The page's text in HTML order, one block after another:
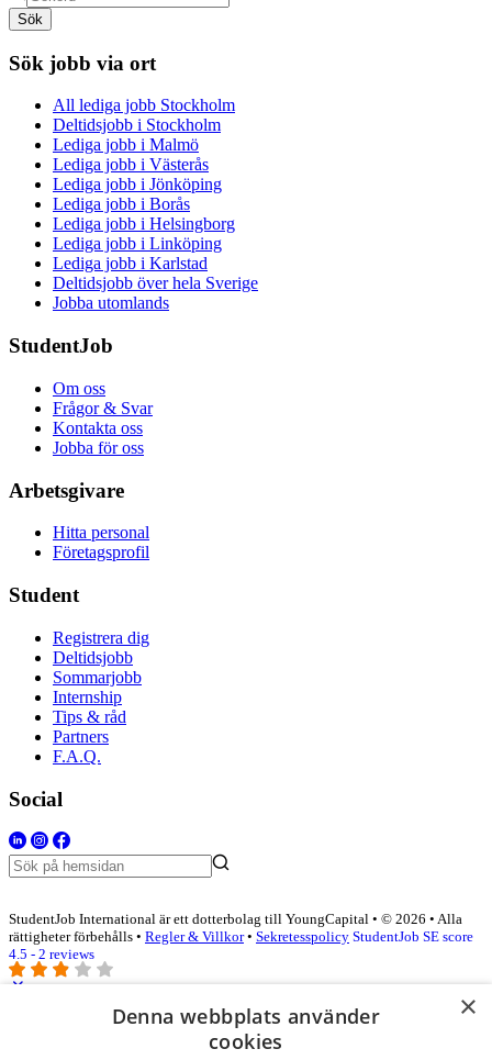
Sök
Sök jobb via ort
All lediga jobb Stockholm
Deltidsjobb i Stockholm
Lediga jobb i Malmö
Lediga jobb i Västerås
Lediga jobb i Jönköping
Lediga jobb i Borås
Lediga jobb i Helsingborg
Lediga jobb i Linköping
Lediga jobb i Karlstad
Deltidsjobb över hela Sverige
Jobba utomlands
StudentJob
Om oss
Frågor & Svar
Kontakta oss
Jobba för oss
Arbetsgivare
Hitta personal
Företagsprofil
Student
Registrera dig
Deltidsjobb
Sommarjobb
Internship
Tips & råd
Partners
F.A.Q.
Social
StudentJob International är ett dotterbolag till YoungCapital • © 2026 • Alla
rättigheter förbehålls • Regler & Villkor• Sekretesspolicy StudentJob SE score
4.5 - 2 reviews
Logga in som företag
×
Denna webbplats använder
cookies